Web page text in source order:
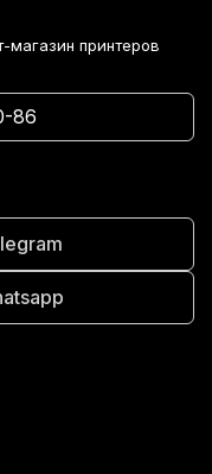
принтеров
86